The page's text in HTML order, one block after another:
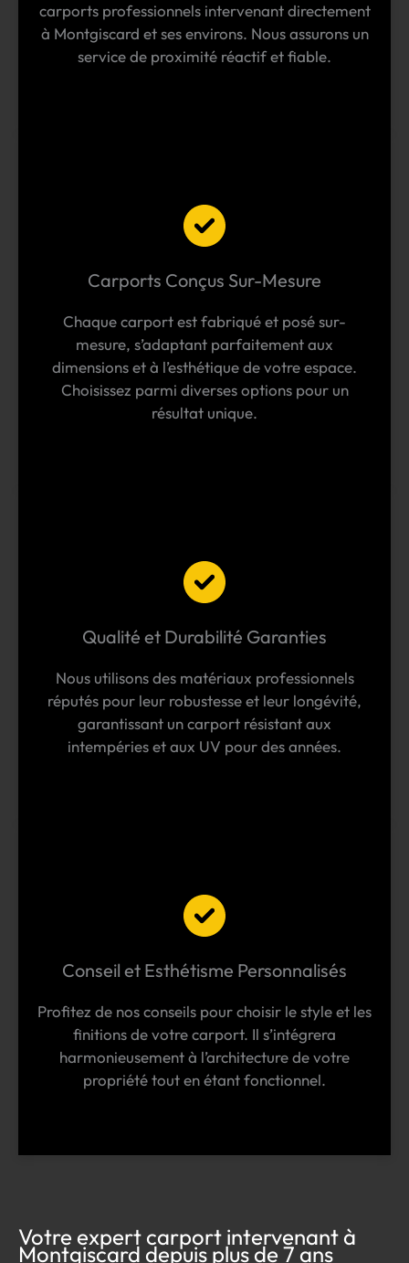
carports professionnels intervenant directement
à Montgiscard et ses environs. Nous assurons un
service de proximité réactif et fiable.
Carports Conçus Sur-Mesure
Chaque carport est fabriqué et posé sur-
mesure, s’adaptant parfaitement aux
dimensions et à l’esthétique de votre espace.
Choisissez parmi diverses options pour un
résultat unique.
Qualité et Durabilité Garanties
Nous utilisons des matériaux professionnels
réputés pour leur robustesse et leur longévité,
garantissant un carport résistant aux
intempéries et aux UV pour des années.
Conseil et Esthétisme Personnalisés
Profitez de nos conseils pour choisir le style et les
finitions de votre carport. Il s’intégrera
harmonieusement à l’architecture de votre
propriété tout en étant fonctionnel.
Votre expert carport intervenant à
Montgiscard depuis plus de 7 ans